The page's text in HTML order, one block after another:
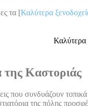
τα [Καλύτερα
Καστοριάς
που συνδυάζουν
της πόλης